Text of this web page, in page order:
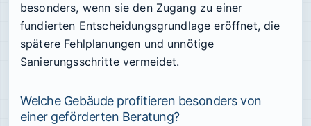
besonders, wenn sie den Zugang zu einer
fundierten Entscheidungsgrundlage eröffnet, die
spätere Fehlplanungen und unnötige
Sanierungsschritte vermeidet.
Welche Gebäude profitieren besonders von
einer geförderten Beratung?